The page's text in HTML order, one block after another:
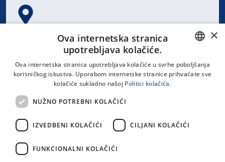
Spinčićeva 1, 21000 Split
LINKOVI
Uvjeti korištenja
CROATIAN
×
Ova internetska stranica
upotrebljava kolačiće.
Ova internetska stranica upotrebljava kolačiće u svrhe poboljšanja
korisničkog iskustva. Uporabom internetske stranice prihvaćate sve
kolačiće sukladno našoj Politici kolačića.
NUŽNO POTREBNI KOLAČIĆI
IZVEDBENI KOLAČIĆI CILJANI KOLAČIĆI
FUNKCIONALNI KOLAČIĆI